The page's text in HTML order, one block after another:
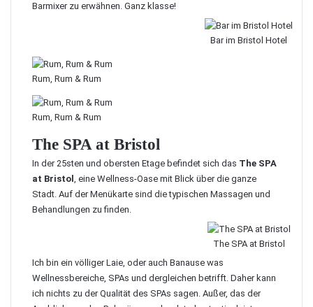
Barmixer zu erwähnen. Ganz klasse!
Bar im Bristol Hotel
Rum, Rum & Rum
Rum, Rum & Rum
The SPA at Bristol
In der 25sten und obersten Etage befindet sich das The SPA
at Bristol , eine Wellness-Oase mit Blick über die ganze
Stadt. Auf der Menükarte sind die typischen Massagen und
Behandlungen zu finden.
The SPA at Bristol
Ich bin ein völliger Laie, oder auch Banause was
Wellnessbereiche, SPAs und dergleichen betrifft. Daher kann
ich nichts zu der Qualität des SPAs sagen. Außer, das der